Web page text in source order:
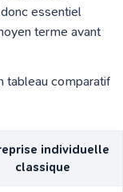
essentiel
terme avant
tableau comparatif
individuelle
classique